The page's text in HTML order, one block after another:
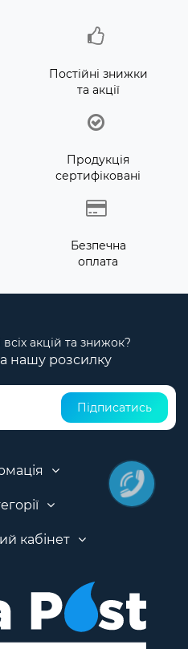
Постійні знижки
та акції
Продукція
сертифіковані
Безпечна
оплата
акцій та знижок?
нашу розсилку
Підписатись
кабінет